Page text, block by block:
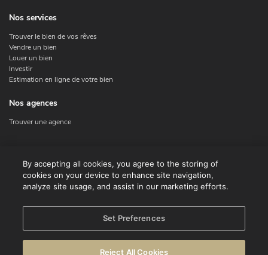
Nos services
Trouver le bien de vos rêves
Vendre un bien
Louer un bien
Investir
Estimation en ligne de votre bien
Nos agences
Trouver une agence
Contact
Facebook
By accepting all cookies, you agree to the storing of
cookies on your device to enhance site navigation,
analyze site usage, and assist in our marketing efforts.
Set Preferences
Reject All Cookies